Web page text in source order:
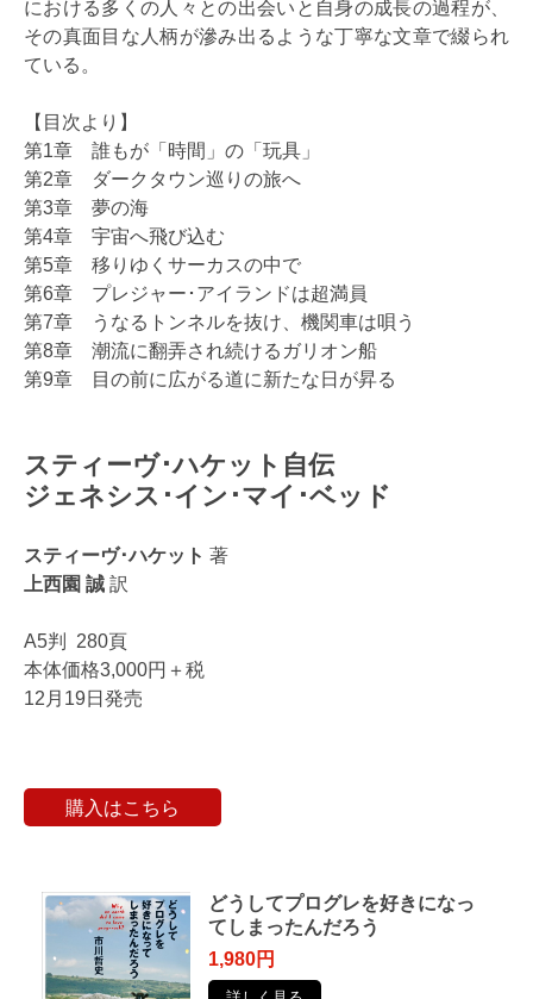
における多くの人々との出会いと自身の成長の過程が、
その真面目な人柄が滲み出るような丁寧な文章で綴られ
ている。
【目次より】
第1章 誰もが「時間」の「玩具」
第2章 ダークタウン巡りの旅へ
第3章 夢の海
第4章 宇宙へ飛び込む
第5章 移りゆくサーカスの中で
第6章 プレジャー･アイランドは超満員
第7章 うなるトンネルを抜け、機関車は唄う
第8章 潮流に翻弄され続けるガリオン船
第9章 目の前に広がる道に新たな日が昇る
スティーヴ･ハケット自伝
ジェネシス･イン･マイ･ベッド
スティーヴ･ハケット 著
上西園 誠 訳
A5判 280頁
本体価格3,000円＋税
12月19日発売
購入はこちら
どうしてプログレを好きになっ
てしまったんだろう
1,980円